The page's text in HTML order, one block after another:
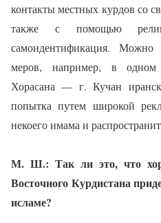
кон­такты местных курдов со
также с помощью
самоидентификация.
меров, например, в одном
Хорасана — г. Кучан
попытка путем широ­кой
некоего имама и
М. Ш.: Так ли это, что
Восточ­ного Курдистана
исламе?